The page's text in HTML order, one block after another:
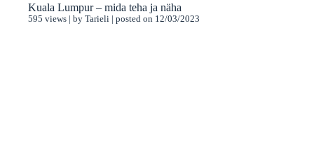
Kuala Lumpur – mida teha ja näha
595 views by Tarieli posted on 12/03/2023